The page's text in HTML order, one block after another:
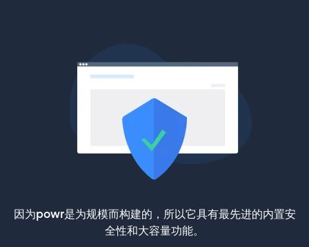
因为powr是为规模而构建的，所以它具有最先进的内置安
全性和大容量功能。